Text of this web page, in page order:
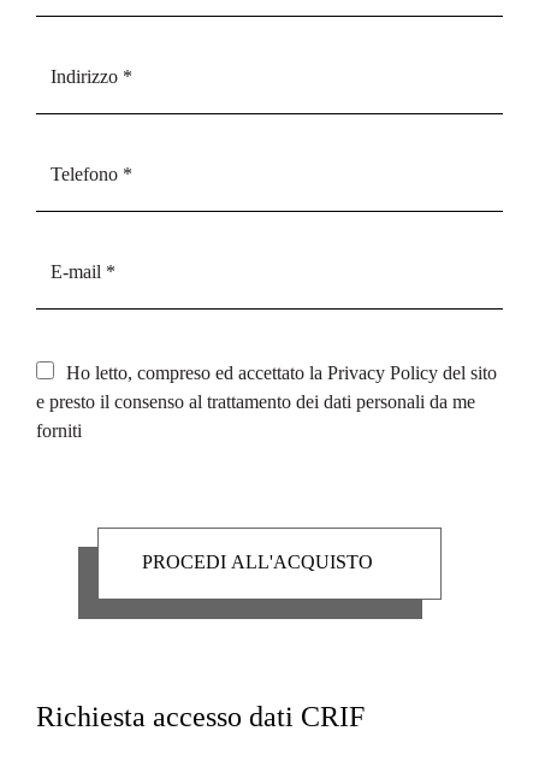
Ho letto, compreso ed accettato la Privacy Policy del sito
e presto il consenso al trattamento dei dati personali da me
forniti
Richiesta accesso dati CRIF